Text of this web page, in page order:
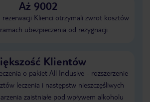
Aż 9002
Klienci otrzymali zwrot kosztów
ubezpieczenia od rezygnacji
Klientów
o pakiet All Inclusive - rozszerzenie
leczenia i następstw nieszczęśliwych
zaistniałe pod wpływem alkoholu